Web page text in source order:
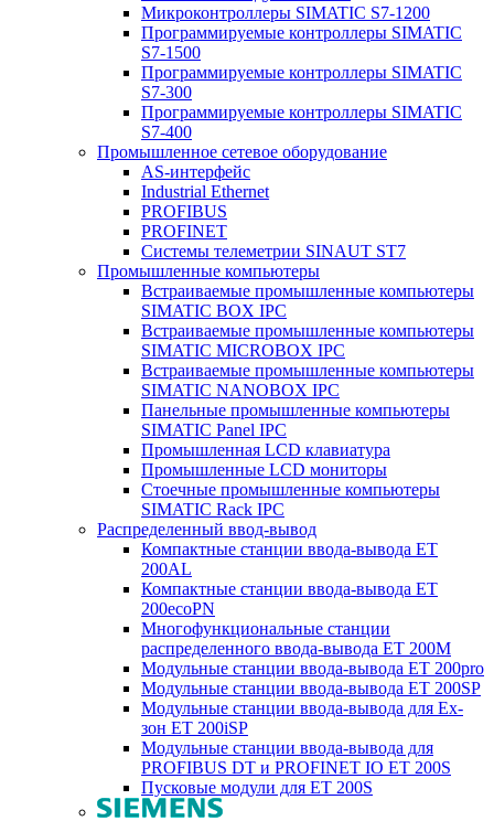
Микроконтроллеры SIMATIC S7-1200
Программируемые контроллеры SIMATIC
S7-1500
Программируемые контроллеры SIMATIC
S7-300
Программируемые контроллеры SIMATIC
S7-400
Промышленное сетевое оборудование
AS-интерфейс
Industrial Ethernet
PROFIBUS
PROFINET
Системы телеметрии SINAUT ST7
Промышленные компьютеры
Встраиваемые промышленные компьютеры
SIMATIC BOX IPC
Встраиваемые промышленные компьютеры
SIMATIC MICROBOX IPC
Встраиваемые промышленные компьютеры
SIMATIC NANOBOX IPC
Панельные промышленные компьютеры
SIMATIC Panel IPC
Промышленная LCD клавиатура
Промышленные LCD мониторы
Стоечные промышленные компьютеры
SIMATIC Rack IPC
Распределенный ввод-вывод
Компактные станции ввода-вывода ET
200AL
Компактные станции ввода-вывода ET
200ecoPN
Многофункциональные станции
распределенного ввода-вывода ET 200M
Модульные станции ввода-вывода ET 200pro
Модульные станции ввода-вывода ET 200SP
Модульные станции ввода-вывода для Ex-
зон ET 200iSP
Модульные станции ввода-вывода для
PROFIBUS DT и PROFINET IO ET 200S
Пусковые модули для ET 200S